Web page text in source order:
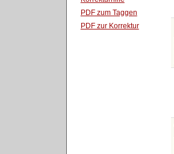
PDF zum Taggen
PDF zur Korrektur